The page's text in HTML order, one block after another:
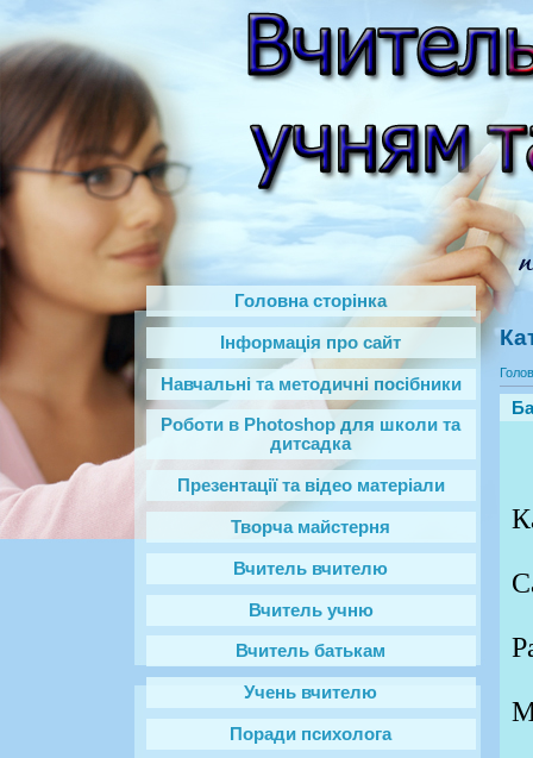
Головна сторінка
Інформація про сайт
Навчальні та методичні посібники
Роботи в Photoshop‎ для школи та
дитсадка
Презентації та відео матеріали
Творча майстерня
Вчитель вчителю
Вчитель учню
Вчитель батькам
Учень вчителю
Поради психолога